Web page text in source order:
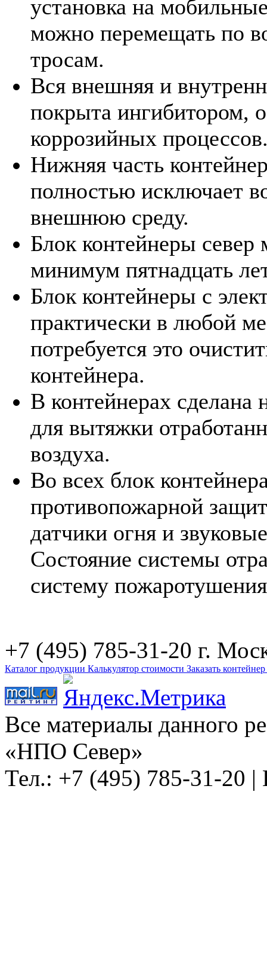
установка на
можно перемещать по
тросам.
Вся внешняя и
покрыта ингибитором,
коррозийных
Нижняя часть
полностью исключает
внешнюю среду.
Блок контейнеры север
минимум пятнадцать
Блок контейнеры с
практически в любой
потребуется это
контейнера.
В контейнерах сделана
для вытяжки
воздуха.
Во всех блок
противопожарной
датчики огня и
Состояние системы
систему
+7 (495) 785-31-20 г.
Каталог продукции Калькулятор стоимости Заказать контейнер
Все материалы данного
«НПО Север»
Тел.: +7 (495) 785-31-20